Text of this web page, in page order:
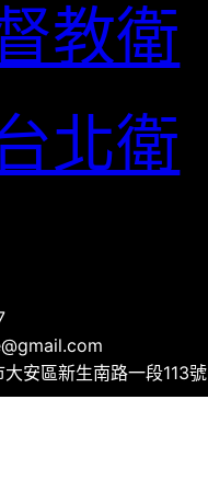
教衛
北衛
安區新生南路一段113號